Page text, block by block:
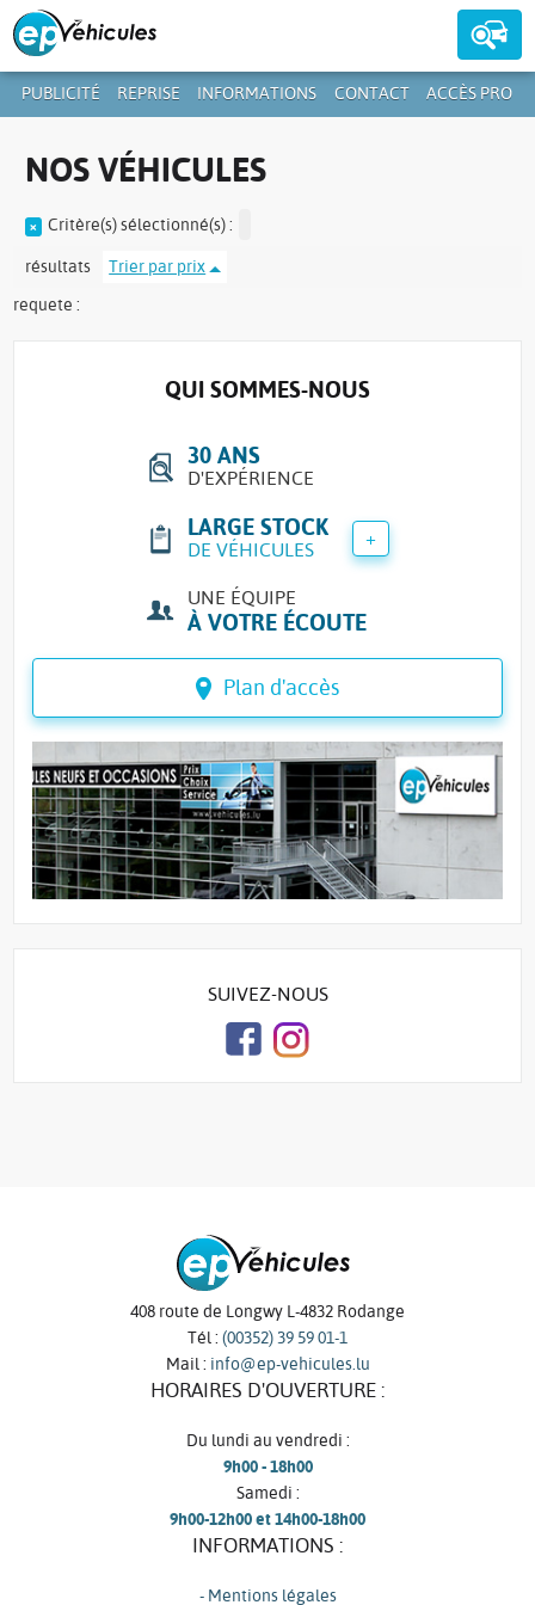
Contactez-nous au
PUBLICITÉ REPRISE INFORMATIONS CONTACT ACCÈS PRO
QUI SOMMES-NOUS
30 ANS
D'EXPÉRIENCE
LARGE STOCK
DE VÉHICULES
+
UNE ÉQUIPE
À VOTRE ÉCOUTE
Plan d'accès
SUIVEZ-NOUS
NOS VÉHICULES
Critère(s) sélectionné(s) :
résultats
Trier par prix
requete :
408 route de Longwy L-4832 Rodange
Tél : (00352) 39 59 01-1
Mail : info@ep-vehicules.lu
HORAIRES D'OUVERTURE :
Du lundi au vendredi :
9h00 - 18h00
Samedi :
9h00-12h00 et 14h00-18h00
INFORMATIONS :
- Mentions légales